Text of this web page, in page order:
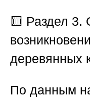
🟨 Раздел 3.
деревянных
По данным